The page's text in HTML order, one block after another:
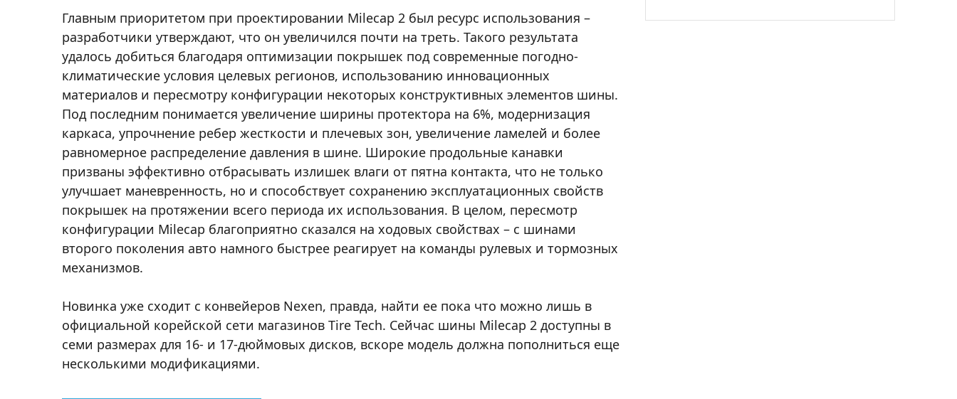
Главным приоритетом при проектировании Milecap 2 был ресурс использования –
разработчики утверждают, что он увеличился почти на треть. Такого результата
удалось добиться благодаря оптимизации покрышек под современные погодно-
климатические условия целевых регионов, использованию инновационных
материалов и пересмотру конфигурации некоторых конструктивных элементов шины.
Под последним понимается увеличение ширины протектора на 6%, модернизация
каркаса, упрочнение ребер жесткости и плечевых зон, увеличение ламелей и более
равномерное распределение давления в шине. Широкие продольные канавки
призваны эффективно отбрасывать излишек влаги от пятна контакта, что не только
улучшает маневренность, но и способствует сохранению эксплуатационных свойств
покрышек на протяжении всего периода их использования. В целом, пересмотр
конфигурации Milecap благоприятно сказался на ходовых свойствах – с шинами
второго поколения авто намного быстрее реагирует на команды рулевых и тормозных
механизмов.
Новинка уже сходит с конвейеров Nexen, правда, найти ее пока что можно лишь в
официальной корейской сети магазинов Tire Tech. Сейчас шины Milecap 2 доступны в
семи размерах для 16- и 17-дюймовых дисков, вскоре модель должна пополниться еще
несколькими модификациями.